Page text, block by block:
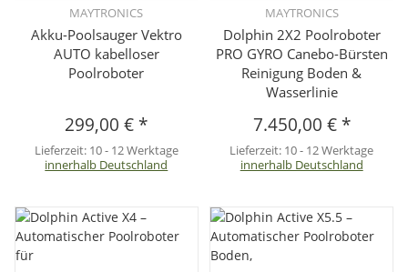
MAYTRONICS
Akku-Poolsauger Vektro
AUTO kabelloser
Poolroboter
299,00 € *
Lieferzeit: 10 - 12 Werktage
innerhalb Deutschland
MAYTRONICS
Dolphin 2X2 Poolroboter
PRO GYRO Canebo-Bürsten
Reinigung Boden &
Wasserlinie
7.450,00 € *
Lieferzeit: 10 - 12 Werktage
innerhalb Deutschland